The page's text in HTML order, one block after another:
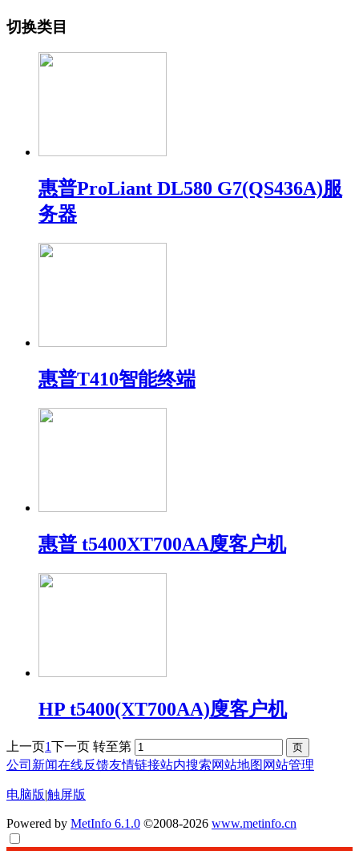
切换类目
惠普ProLiant DL580 G7(QS436A)服
务器
惠普T410智能终端
惠普 t5400XT700AA廋客户机
HP t5400(XT700AA)廋客户机
上一页1下一页 转至第
公司新闻在线反馈友情链接站内搜索网站地图 网站管理
电脑版|触屏版
Powered by MetInfo 6.1.0 ©2008-2026 www.metinfo.cn